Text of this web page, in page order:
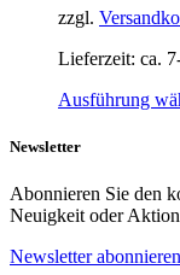
zzgl.
Lieferzeit: ca.
Ausführung
Newsletter
Abonnieren Sie den
Neuigkeit oder
Newsletter abonnieren